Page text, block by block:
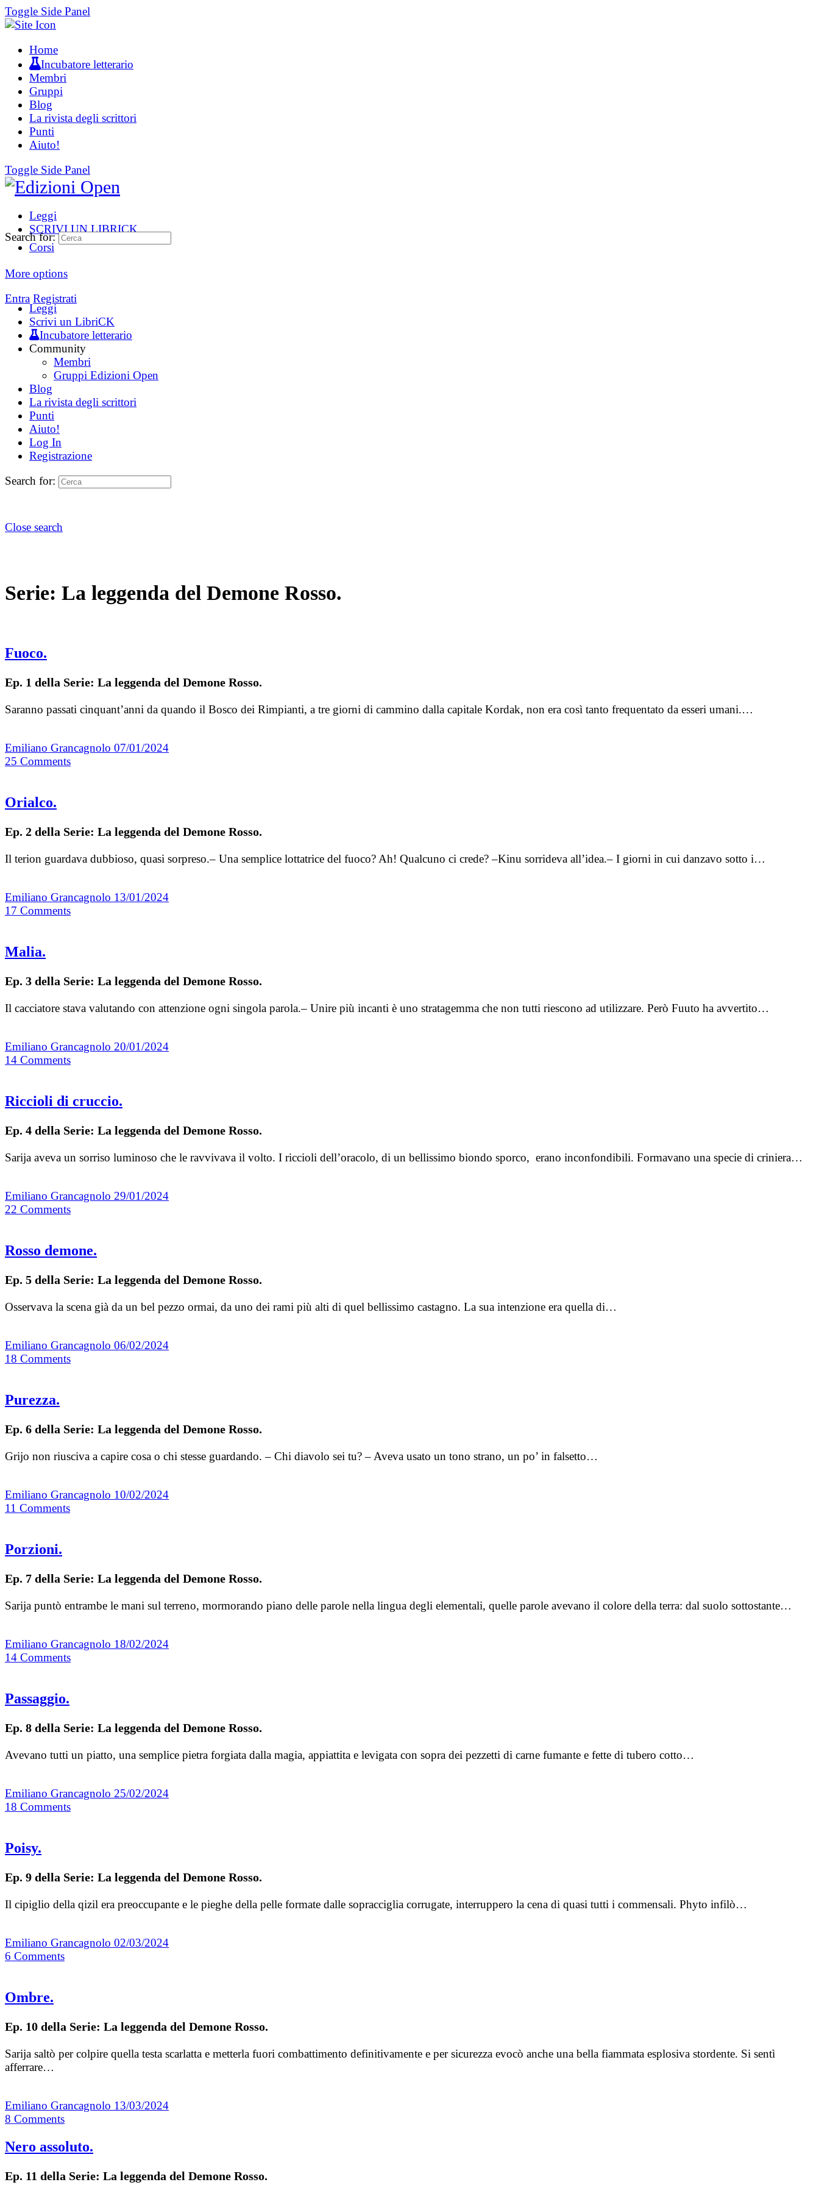
Toggle Side Panel
Home
Incubatore letterario
Membri
Gruppi
Blog
La rivista degli scrittori
Punti
Aiuto!
Toggle Side Panel
Leggi
SCRIVI UN LIBRICK
Corsi
More options
Entra Registrati
Search for:
Leggi
Scrivi un LibriCK
Incubatore letterario
Community
Membri
Gruppi Edizioni Open
Blog
La rivista degli scrittori
Punti
Aiuto!
Log In
Registrazione
Search for:
Close search
Serie: La leggenda del Demone Rosso.
Fuoco.
Ep. 1 della Serie: La leggenda del Demone Rosso.
Saranno passati cinquant’anni da quando il Bosco dei Rimpianti, a tre giorni di cammino dalla capitale Kordak, non era così tanto frequentato da esseri umani.…
Emiliano Grancagnolo 07/01/2024
25 Comments
Orialco.
Ep. 2 della Serie: La leggenda del Demone Rosso.
Il terion guardava dubbioso, quasi sorpreso.– Una semplice lottatrice del fuoco? Ah! Qualcuno ci crede? –Kinu sorrideva all’idea.– I giorni in cui danzavo sotto i…
Emiliano Grancagnolo 13/01/2024
17 Comments
Malia.
Ep. 3 della Serie: La leggenda del Demone Rosso.
Il cacciatore stava valutando con attenzione ogni singola parola.– Unire più incanti è uno stratagemma che non tutti riescono ad utilizzare. Però Fuuto ha avvertito…
Emiliano Grancagnolo 20/01/2024
14 Comments
Riccioli di cruccio.
Ep. 4 della Serie: La leggenda del Demone Rosso.
Sarija aveva un sorriso luminoso che le ravvivava il volto. I riccioli dell’oracolo, di un bellissimo biondo sporco, erano inconfondibili. Formavano una specie di criniera…
Emiliano Grancagnolo 29/01/2024
22 Comments
Rosso demone.
Ep. 5 della Serie: La leggenda del Demone Rosso.
Osservava la scena già da un bel pezzo ormai, da uno dei rami più alti di quel bellissimo castagno. La sua intenzione era quella di…
Emiliano Grancagnolo 06/02/2024
18 Comments
Purezza.
Ep. 6 della Serie: La leggenda del Demone Rosso.
Grijo non riusciva a capire cosa o chi stesse guardando. – Chi diavolo sei tu? – Aveva usato un tono strano, un po’ in falsetto…
Emiliano Grancagnolo 10/02/2024
11 Comments
Porzioni.
Ep. 7 della Serie: La leggenda del Demone Rosso.
Sarija puntò entrambe le mani sul terreno, mormorando piano delle parole nella lingua degli elementali, quelle parole avevano il colore della terra: dal suolo sottostante…
Emiliano Grancagnolo 18/02/2024
14 Comments
Passaggio.
Ep. 8 della Serie: La leggenda del Demone Rosso.
Avevano tutti un piatto, una semplice pietra forgiata dalla magia, appiattita e levigata con sopra dei pezzetti di carne fumante e fette di tubero cotto…
Emiliano Grancagnolo 25/02/2024
18 Comments
Poisy.
Ep. 9 della Serie: La leggenda del Demone Rosso.
Il cipiglio della qizil era preoccupante e le pieghe della pelle formate dalle sopracciglia corrugate, interruppero la cena di quasi tutti i commensali. Phyto infilò…
Emiliano Grancagnolo 02/03/2024
6 Comments
Ombre.
Ep. 10 della Serie: La leggenda del Demone Rosso.
Sarija saltò per colpire quella testa scarlatta e metterla fuori combattimento definitivamente e per sicurezza evocò anche una bella fiammata esplosiva stordente. Si sentì
afferrare…
Emiliano Grancagnolo 13/03/2024
8 Comments
Nero assoluto.
Ep. 11 della Serie: La leggenda del Demone Rosso.